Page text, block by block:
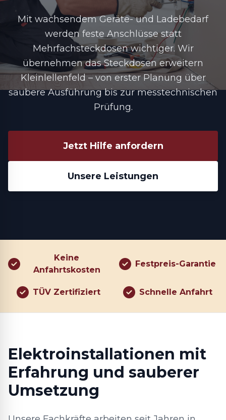
Mit wachsendem Geräte- und Ladebedarf
werden feste Anschlüsse statt
Mehrfachsteckdosen wichtiger. Wir
übernehmen dasSteckdosen erweitern
Kleinlellenfeld– von erster Planung über
saubere Ausführung bis zur messtechnischen
Prüfung.
Jetzt Hilfe anfordern
Unsere Leistungen
Keine
Anfahrtskosten
Festpreis-Garantie
TÜV Zertifiziert Schnelle Anfahrt
Elektroinstallationen mit
Erfahrung und sauberer
Umsetzung